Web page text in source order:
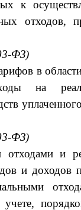
к
отходов,
ФЗ)
в
на
ФЗ)
и
и